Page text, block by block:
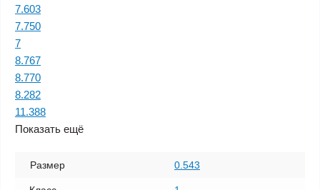
7.603
7.750
7
8.767
8.770
8.282
11.388
Показать ещё
Размер 0.543